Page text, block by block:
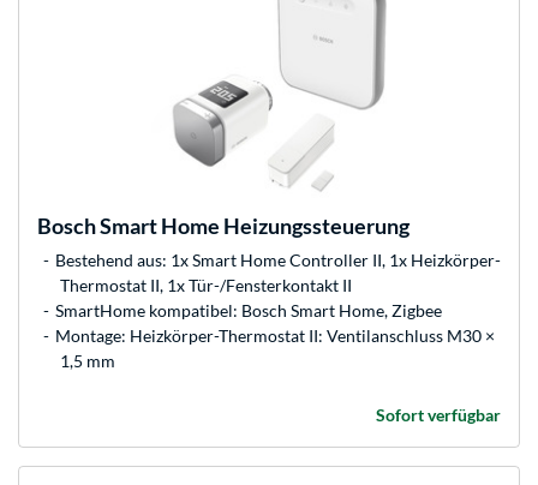
BoschSmart Home Heizungssteuerung
Bestehend aus: 1x Smart Home Controller II, 1x Heizkörper-
Thermostat II, 1x Tür-/Fensterkontakt II
SmartHome kompatibel: Bosch Smart Home, Zigbee
Montage: Heizkörper-Thermostat II: Ventilanschluss M30 ×
1,5 mm
Sofort verfügbar